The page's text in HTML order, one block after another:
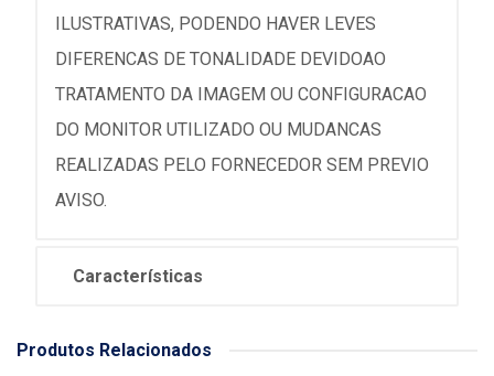
ILUSTRATIVAS, PODENDO HAVER LEVES
DIFERENCAS DE TONALIDADE DEVIDOAO
TRATAMENTO DA IMAGEM OU CONFIGURACAO
DO MONITOR UTILIZADO OU MUDANCAS
REALIZADAS PELO FORNECEDOR SEM PREVIO
AVISO.
Características
Produtos Relacionados